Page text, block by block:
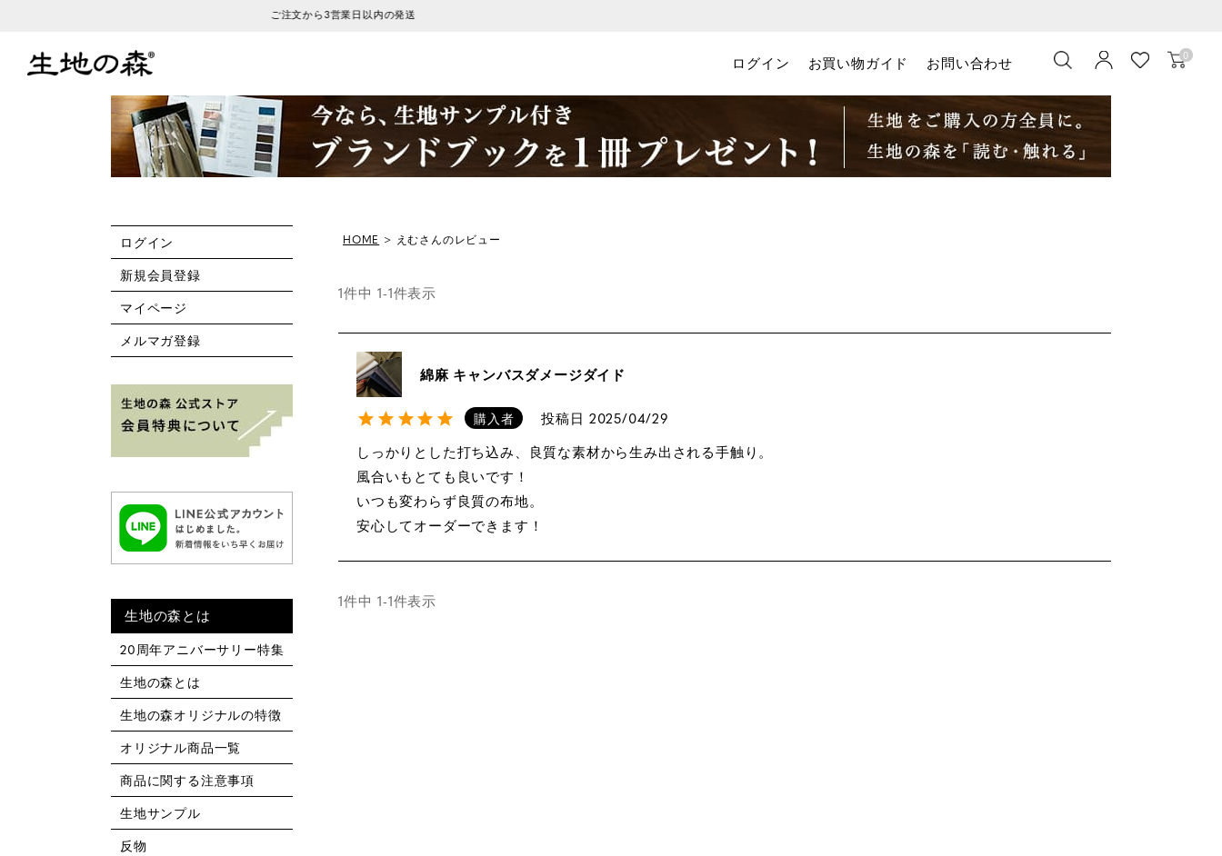
ログイン お買い物ガイド お問い合わせ 0
HOME えむさんのレビュー
1件中 1-1件表示
綿麻 キャンバスダメージダイド
購入者 投稿日 2025/04/29
しっかりとした打ち込み、良質な素材から生み出される手触り。
風合いもとても良いです！
いつも変わらず良質の布地。
安心してオーダーできます！
1件中 1-1件表示
ログイン
新規会員登録
マイページ
メルマガ登録
生地の森とは
20周年アニバーサリー特集
生地の森とは
生地の森オリジナルの特徴
オリジナル商品一覧
商品に関する注意事項
生地サンプル
反物